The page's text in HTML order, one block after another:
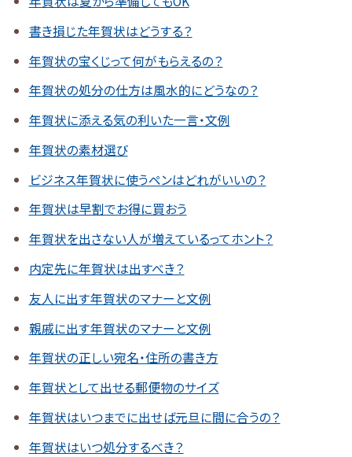
書き損じた年賀状はどうする？
年賀状の宝くじって何がもらえるの？
年賀状の処分の仕方は風水的にどうなの？
年賀状に添える気の利いた一言・文例
年賀状の素材選び
ビジネス年賀状に使うペンはどれがいいの？
年賀状は早割でお得に買おう
年賀状を出さない人が増えているってホント？
内定先に年賀状は出すべき？
友人に出す年賀状のマナーと文例
親戚に出す年賀状のマナーと文例
年賀状の正しい宛名・住所の書き方
年賀状として出せる郵便物のサイズ
年賀状はいつまでに出せば元旦に間に合うの？
年賀状はいつ処分するべき？